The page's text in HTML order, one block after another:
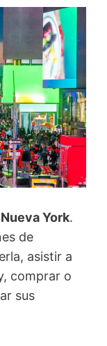
York.
de
asistir a
comprar o
sus